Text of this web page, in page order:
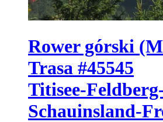
Rower górski
Trasa #45545
Titisee-
Schauinsland-